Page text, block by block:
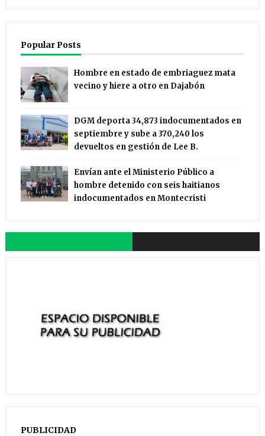
Popular Posts
Hombre en estado de embriaguez mata
vecino y hiere a otro en Dajabón
DGM deporta 34,873 indocumentados en
septiembre y sube a 370,240 los
devueltos en gestión de Lee B.
Envían ante el Ministerio Público a
hombre detenido con seis haitianos
indocumentados en Montecristi
PUBLICIDAD